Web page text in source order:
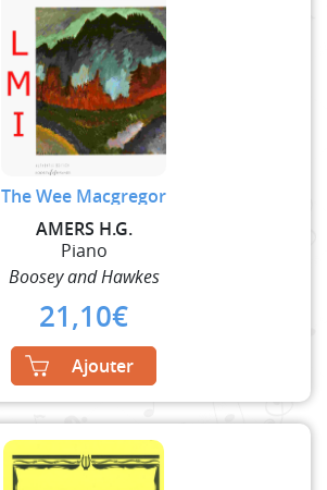
The Wee Macgregor
AMERS H.G.
Piano
Boosey and Hawkes
21,10€
Ajouter